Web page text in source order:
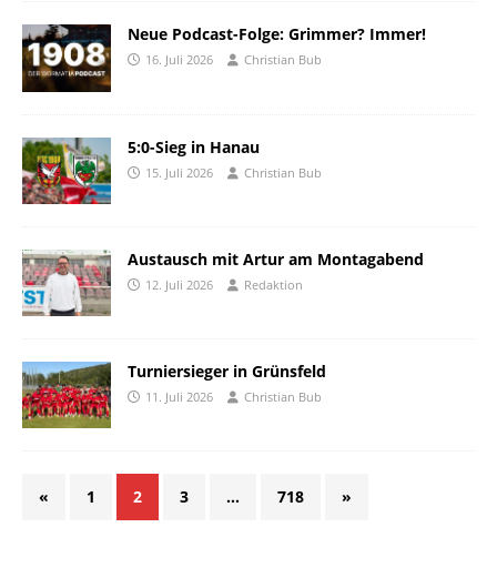
Neue Podcast-Folge: Grimmer? Immer!
16. Juli 2026 Christian Bub
5:0-Sieg in Hanau
15. Juli 2026 Christian Bub
Austausch mit Artur am Montagabend
12. Juli 2026 Redaktion
Turniersieger in Grünsfeld
11. Juli 2026 Christian Bub
« 1 2 3 … 718 »